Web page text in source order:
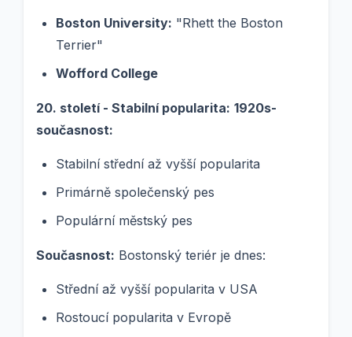
Boston University: "Rhett the Boston
Terrier"
Wofford College
20. století - Stabilní popularita: 1920s-
současnost:
Stabilní střední až vyšší popularita
Primárně společenský pes
Populární městský pes
Současnost: Bostonský teriér je dnes:
Střední až vyšší popularita v USA
Rostoucí popularita v Evropě